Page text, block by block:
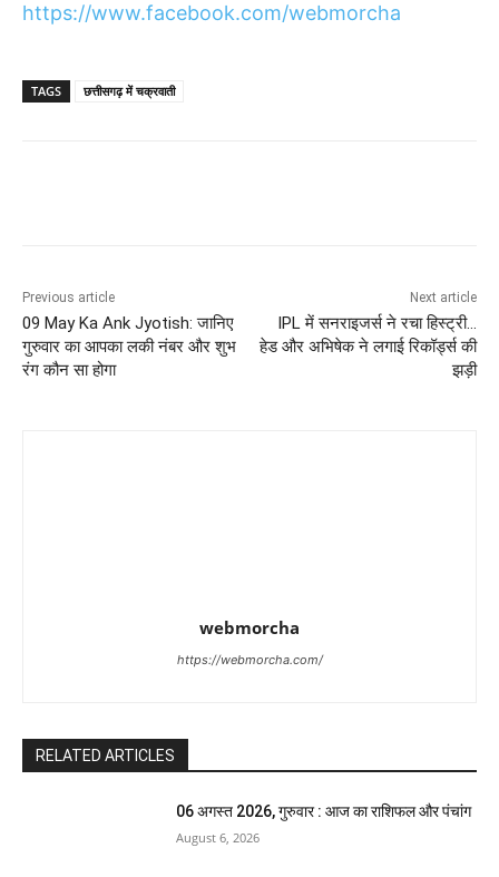
https://www.facebook.com/webmorcha
TAGS छत्तीसगढ़ में चक्रवाती
Previous article
09 May Ka Ank Jyotish: जानिए
गुरुवार का आपका लकी नंबर और शुभ
रंग कौन सा होगा
Next article
IPL में सनराइजर्स ने रचा हिस्ट्री…
हेड और अभिषेक ने लगाई रिकॉर्ड्स की
झड़ी
webmorcha
https://webmorcha.com/
RELATED ARTICLES
06 अगस्त 2026, गुरुवार : आज का राशिफल और पंचांग
August 6, 2026